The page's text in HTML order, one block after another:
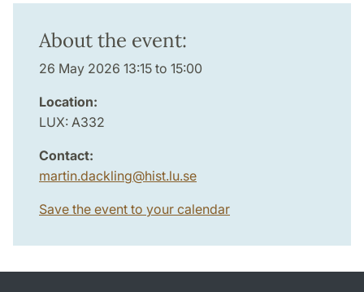
About the event:
26 May 2026 13:15 to 15:00
Location:
LUX: A332
Contact:
martin.dackling@hist.lu.se
Save the event to your calendar